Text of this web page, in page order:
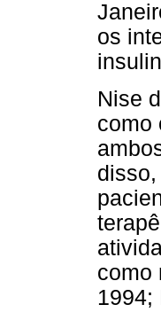
os
Nise
como
como
1994;